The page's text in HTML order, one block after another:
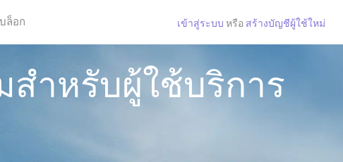
ล็อก เข้าสู่ระบบ หรือ สร้างบัญชีผู้ใช้ใหม่
สำหรับผู้ใช้บริการ